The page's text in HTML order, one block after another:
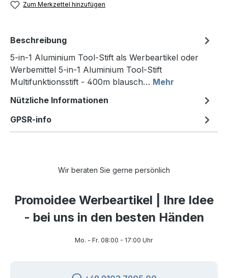
Zum Merkzettel hinzufügen
Beschreibung
5-in-1 Aluminium Tool-Stift als Werbeartikel oder
Werbemittel 5-in-1 Aluminium Tool-Stift
Multifunktionsstift - 400m blausch… Mehr
Nützliche Informationen
GPSR-info
Wir beraten Sie gerne persönlich
Promoidee Werbeartikel | Ihre Idee
- bei uns in den besten Händen
Mo. - Fr. 08:00 - 17:00 Uhr